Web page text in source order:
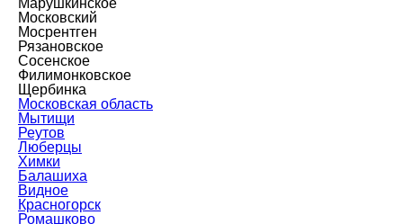
Марушкинское
Московский
Мосрентген
Рязановское
Сосенское
Филимонковское
Щербинка
Московская область
Мытищи
Реутов
Люберцы
Химки
Балашиха
Видное
Красногорск
Ромашково